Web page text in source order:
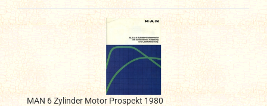
MAN 6 Zylinder Motor Prospekt 1980